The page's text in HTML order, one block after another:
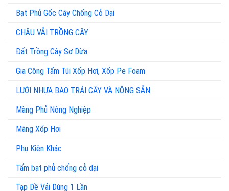
Bạt Phủ Gốc Cây Chống Cỏ Dại
CHẬU VẢI TRỒNG CÂY
Đất Trồng Cây Sơ Dừa
Gia Công Tấm Túi Xốp Hơi, Xốp Pe Foam
LƯỚI NHỰA BAO TRÁI CÂY VÀ NÔNG SẢN
Màng Phủ Nông Nghiệp
Màng Xốp Hơi
Phụ Kiện Khác
Tấm bạt phủ chống cỏ dại
Tạp Dề Vải Dùng 1 Lần